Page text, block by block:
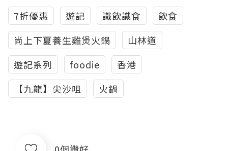
7折優惠 遊記 識飲識食
飲食
尚上下夏養生雞煲火鍋
山林道
遊記系列
foodie
香港
【九龍】尖沙咀
火鍋